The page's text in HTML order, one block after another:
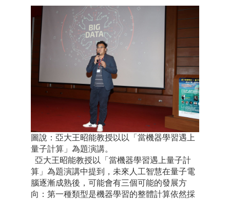
圖說：亞大王昭能教授以以「當機器學習遇上
量子計算」為題演講。
亞大王昭能教授以「當機器學習遇上量子計
算」為題演講中提到，未來人工智慧在量子電
腦逐漸成熟後，可能會有三個可能的發展方
向：第一種類型是機器學習的整體計算依然採